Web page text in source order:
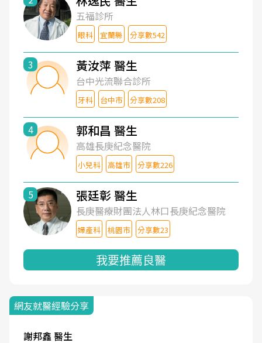
五福診所
眼科 宜蘭縣 分享數542
3 黃汝萍 醫生
台中光流聯合診所
牙科 台中市 分享數208
4 郭和昌 醫生
高雄長庚紀念醫院
小兒科 高雄市 分享數226
5 張廷彰 醫生
長庚醫療財團法人林口長庚紀念醫院
婦產科 桃園市 分享數23
我要推薦良醫
網友就醫經驗分享
謝邦鑫 醫生